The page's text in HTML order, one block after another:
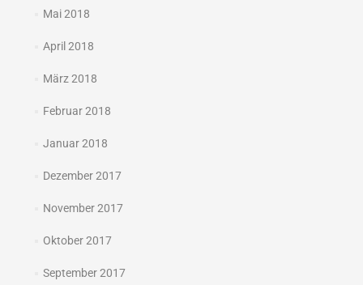
Mai 2018
April 2018
März 2018
Februar 2018
Januar 2018
Dezember 2017
November 2017
Oktober 2017
September 2017